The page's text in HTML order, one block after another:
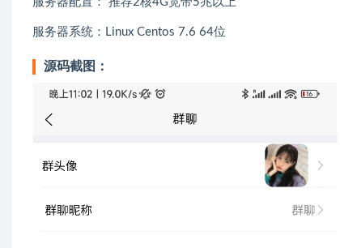
服务器系统：Linux Centos 7.6 64位
源码截图：